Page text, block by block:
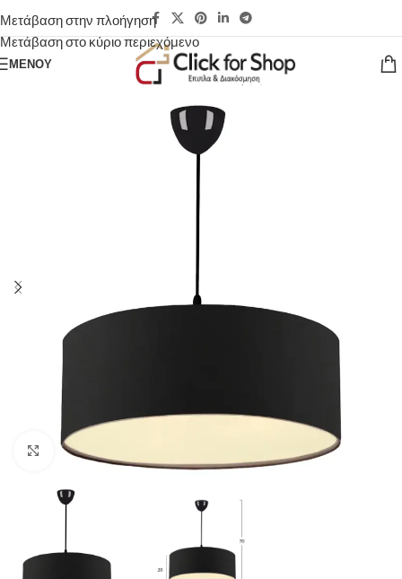
Μετάβαση στην πλοήγηση
Μετάβαση στο κύριο περιεχόμενο
ΜΕΝΟΎ
Κάντε κλικ για μεγέθυνση